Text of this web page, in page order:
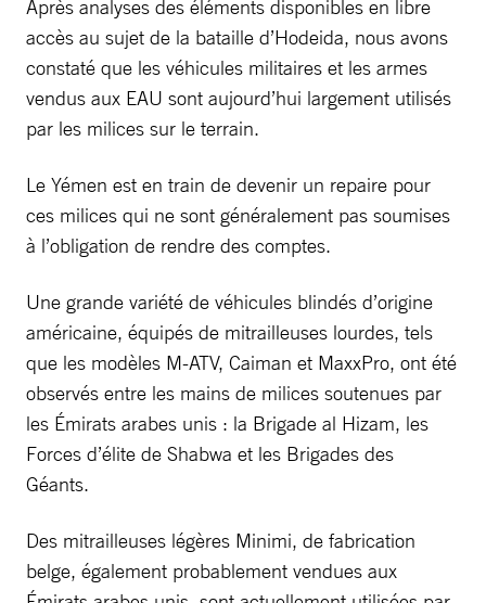
Après analyses des éléments disponibles en libre
accès au sujet de la bataille d’Hodeida, nous avons
constaté que les véhicules militaires et les armes
vendus aux EAU sont aujourd’hui largement utilisés
par les milices sur le terrain.
Le Yémen est en train de devenir un repaire pour
ces milices qui ne sont généralement pas soumises
à l’obligation de rendre des comptes.
Une grande variété de véhicules blindés d’origine
américaine, équipés de mitrailleuses lourdes, tels
que les modèles M-ATV, Caiman et MaxxPro, ont été
observés entre les mains de milices soutenues par
les Émirats arabes unis : la Brigade al Hizam, les
Forces d’élite de Shabwa et les Brigades des
Géants.
Des mitrailleuses légères Minimi, de fabrication
belge, également probablement vendues aux